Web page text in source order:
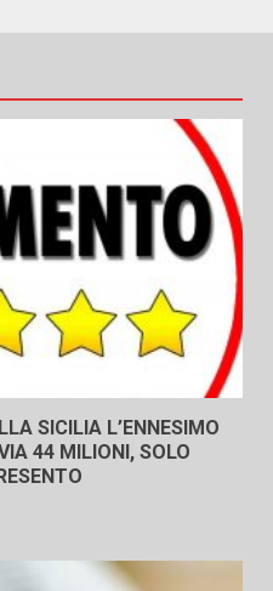
SICILIA L’ENNESIMO
44 MILIONI, SOLO